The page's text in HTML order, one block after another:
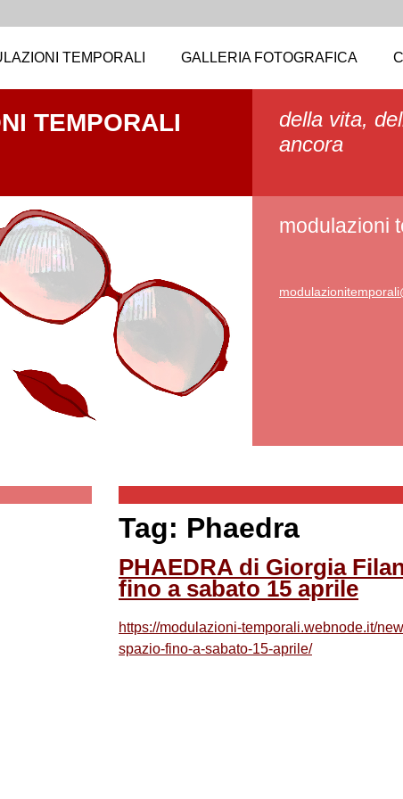
TEMPORALI GALLERIA FOTOGRAFICA
TEMPORALI
della vita,
ancora
modulazioni
modulazionitempo
Tag: Phaedra
PHAEDRA di Giorgia
fino a sabato 15 aprile
https://modulazioni-temporali.webnode.it/
spazio-fino-a-sabato-15-aprile/